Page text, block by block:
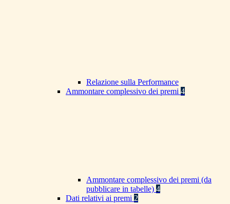
Relazione sulla Performance
Ammontare complessivo dei premi 4
Ammontare complessivo dei premi (da
pubblicare in tabelle) 4
Dati relativi ai premi 2